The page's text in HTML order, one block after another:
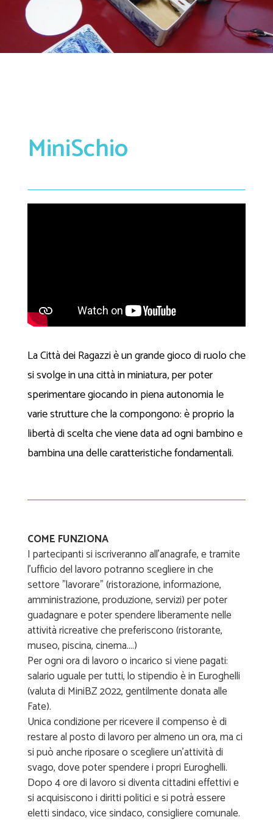
MiniSchio
La Città dei Ragazzi è un grande gioco di ruolo che
si svolge in una città in miniatura, per poter
sperimentare giocando in piena autonomia le
varie strutture che la compongono: è proprio la
libertà di scelta che viene data ad ogni bambino e
bambina una delle caratteristiche fondamentali.
COME FUNZIONA
I partecipanti si iscriveranno all'anagrafe, e tramite
l'ufficio del lavoro potranno scegliere in che
settore "lavorare" (ristorazione, informazione,
amministrazione, produzione, servizi) per poter
guadagnare e poter spendere liberamente nelle
attività ricreative che preferiscono (ristorante,
museo, piscina, cinema....)
Per ogni ora di lavoro o incarico si viene pagati:
salario uguale per tutti, lo stipendio è in Euroghelli
(valuta di MiniBZ 2022, gentilmente donata alle
Fate).
Unica condizione per ricevere il compenso è di
restare al posto di lavoro per almeno un ora, ma ci
si può anche riposare o scegliere un'attività di
svago, dove poter spendere i propri Euroghelli.
Dopo 4 ore di lavoro si diventa cittadini effettivi e
si acquisiscono i diritti politici e si potrà essere
eletti sindaco, vice sindaco, consigliere comunale.